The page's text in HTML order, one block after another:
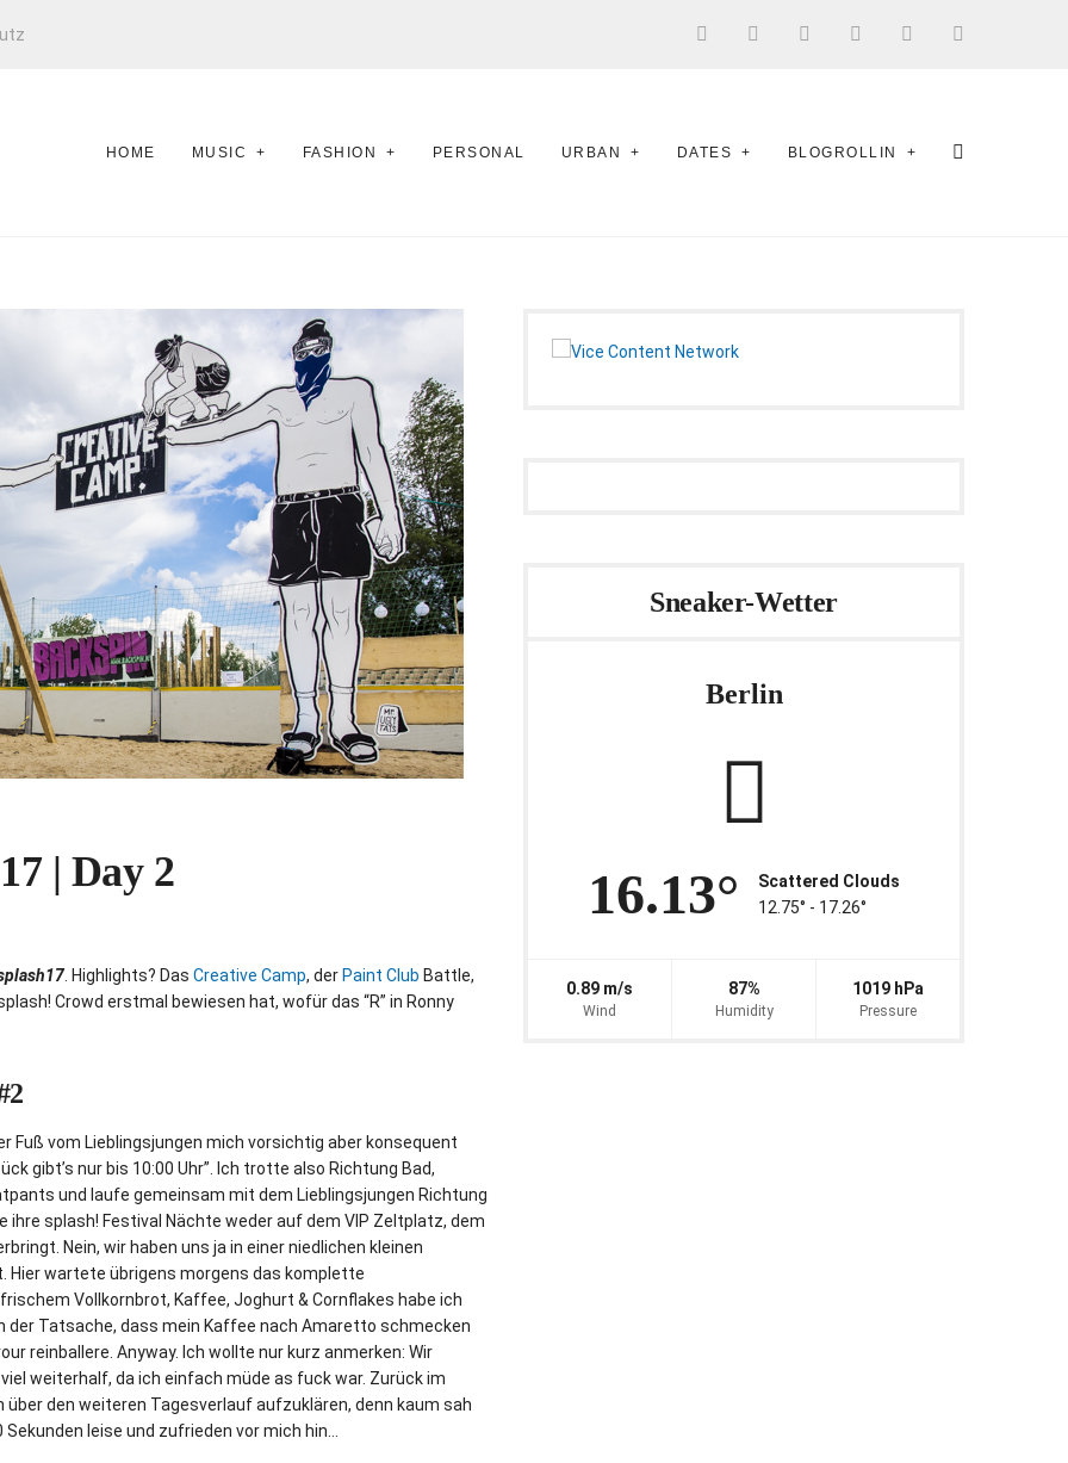
HOME MUSIC FASHION PERSONAL URBAN DATES BLOGROLLIN
| Day 2
. Highlights? Das Creative Camp, der Paint Club Battle,
Crowd erstmal bewiesen hat, wofür das “R” in Ronny
Fuß vom Lieblingsjungen mich vorsichtig aber konsequent
gibt’s nur bis 10:00 Uhr”. Ich trotte also Richtung Bad,
und laufe gemeinsam mit dem Lieblingsjungen Richtung
ihre splash! Festival Nächte weder auf dem VIP Zeltplatz, dem
Nein, wir haben uns ja in einer niedlichen kleinen
Hier wartete übrigens morgens das komplette
Vollkornbrot, Kaffee, Joghurt & Cornflakes habe ich
Tatsache, dass mein Kaffee nach Amaretto schmecken
reinballere. Anyway. Ich wollte nur kurz anmerken: Wir
weiterhalf, da ich einfach müde as fuck war. Zurück im
den weiteren Tagesverlauf aufzuklären, denn kaum sah
leise und zufrieden vor mich hin…
Sneaker-Wetter
Berlin
16.13°
Scattered Clouds
12.75° ‐ 17.26°
0.89 m/s
Wind
87%
Humidity
1019 hPa
Pressure